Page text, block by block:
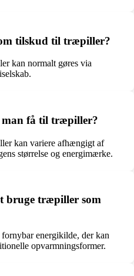
tilskud til træpiller?
kan normalt gøres via
få til træpiller?
kan variere afhængigt af
størrelse og energimærke.
bruge træpiller som
energikilde, der kan
opvarmningsformer.